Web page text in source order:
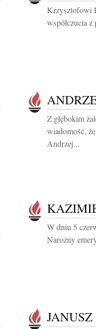
Krzysztofowi
współczucia
Z głębokim
wiadomość,
Andrzej...
W dniu 5
Narożny
JANUSZ